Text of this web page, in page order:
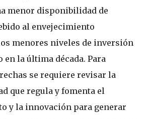
menor disponibilidad de
al envejecimiento
menores niveles de inversión
en la última década. Para
se requiere revisar la
que regula y fomenta el
y la innovación para generar